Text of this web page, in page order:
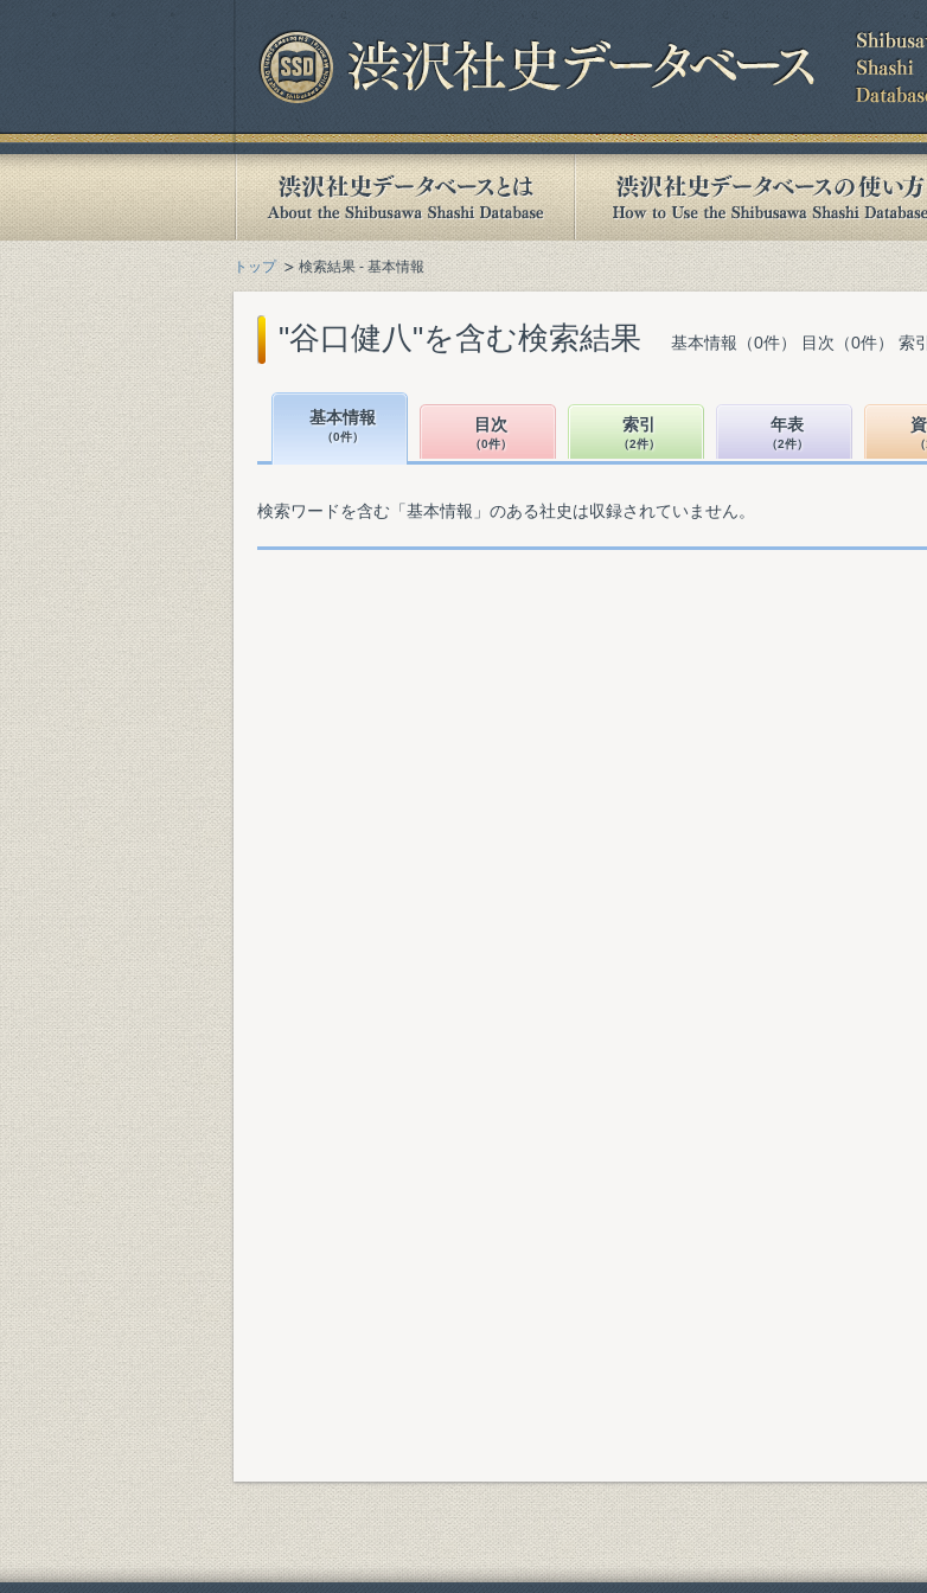
トップ 検索結果 - 基本情報
"谷口健八"を含む検索結果 基本情報（0件） 目次（0件） 索
基本情報
（0件）
目次
（0件）
索引
（2件）
年表
（2件）
検索ワードを含む「基本情報」のある社史は収録されていません。